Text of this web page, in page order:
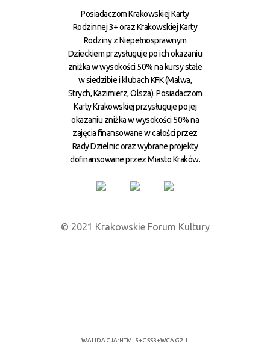
Posiadaczom Krakowskiej Karty
Rodzinnej 3+ oraz Krakowskiej Karty
Rodziny z Niepełnosprawnym
Dzieckiem przysługuje po ich okazaniu
zniżka w wysokości 50% na kursy stałe
w siedzibie i klubach KFK (Malwa,
Strych, Kazimierz, Olsza). Posiadaczom
Karty Krakowskiej przysługuje po jej
okazaniu zniżka w wysokości 50% na
zajęcia finansowane w całości przez
Rady Dzielnic oraz wybrane projekty
dofinansowane przez Miasto Kraków.
© 2021 Krakowskie Forum Kultury
WALIDACJA:HTML5+CSS3+WCAG 2.1